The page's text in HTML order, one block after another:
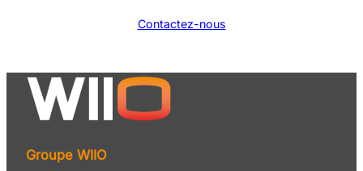
Contactez-nous
Groupe WIIO